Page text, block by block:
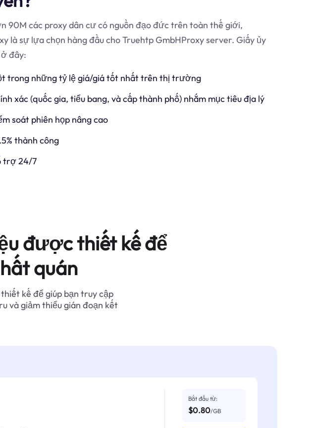
90M các proxy dân cư có nguồn đạo đức trên toàn thế giới,
là sự lựa chọn hàng đầu cho Truehtp GmbHProxy server. Giấy ủy
đây:
trong những tỷ lệ giá/giá tốt nhất trên thị trường
xác (quốc gia, tiểu bang, và cấp thành phố) nhắm mục tiêu địa lý
soát phiên họp nâng cao
thành công
trợ 24/7
được thiết kế để
quán
kế để giúp bạn truy cập
và giảm thiểu gián đoạn kết
Bắt đầu từ:
$0.80/GB